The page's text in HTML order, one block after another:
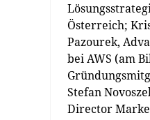
Österreich;
Pazourek,
bei AWS (am
Stefan
Director